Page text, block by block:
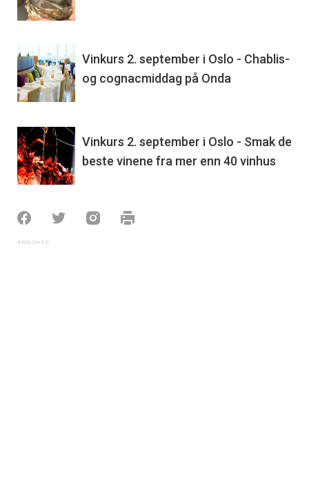
Vinkurs 2. september i Oslo - Chablis-
og cognacmiddag på Onda
Vinkurs 2. september i Oslo - Smak de
beste vinene fra mer enn 40 vinhus